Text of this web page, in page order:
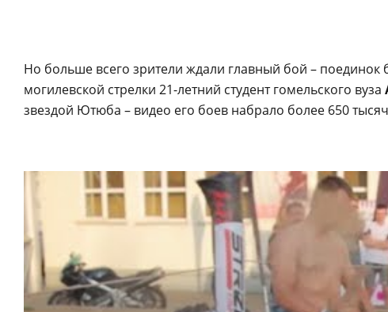
Но больше всего зрители ждали главный бой –
могилевской стрелки 21-летний студент гомельского вуза
звездой Ютюба – видео его боев набрало более 650